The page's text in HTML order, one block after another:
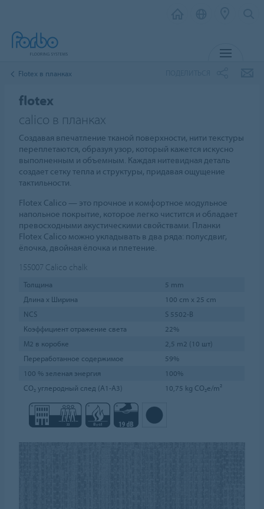
Flotex в планках
flotex
calico в планках
Создавая впечатление тканой поверхности, нити текстуры
переплетаются, образуя узор, который кажется искусно
выполненным и объемным. Каждая нитевидная деталь
создает сетку тепла и структуры, придавая ощущение
тактильности.
Flotex Calico — это прочное и комфортное модульное
напольное покрытие, которое легко чистится и обладает
превосходными акустическими свойствами. Планки
Flotex Calico можно укладывать в два ряда: полусдвиг,
ёлочка, двойная ёлочка и плетение.
155007 Calico chalk
Толщина
5 mm
Длина х Ширина
100 cm x 25 cm
NCS
S 5502-B
Коэффициент отражение света
22%
М2 в коробке
2,5 m2 (10 шт)
Переработанное содержимое
59%
100 % зеленая энергия
100%
CO₂ углеродный след (A1-A3)
10,75 kg CO₂e/m²